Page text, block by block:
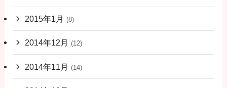
2015年1月 (8)
2014年12月 (12)
2014年11月 (14)